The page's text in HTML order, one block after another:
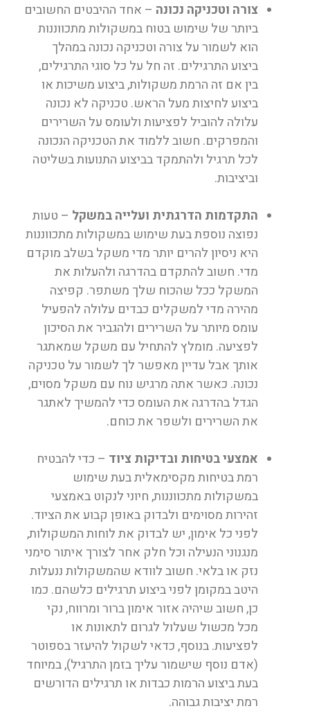
צורה וטכניקה נכונה – אחד ההיבטים החשובים
ביותר של שימוש בטוח במשקולות מתכווננות
הוא לשמור על צורה וטכניקה נכונה במהלך
ביצוע התרגילים. זה חל על כל סוגי התרגילים,
בין אם זה הרמת משקולות, ביצוע משיכות או
ביצוע לחיצות מעל הראש. טכניקה לא נכונה
עלולה להוביל לפציעות ולעומס על השרירים
והמפרקים. חשוב ללמוד את הטכניקה הנכונה
לכל תרגיל ולהתמקד בביצוע התנועות בשליטה
וביציבות.
התקדמות הדרגתית ועלייה במשקל – טעות
נפוצה נוספת בעת שימוש במשקולות מתכווננות
היא ניסיון להרים יותר מדי משקל בשלב מוקדם
מדי. חשוב להתקדם בהדרגה ולהעלות את
המשקל ככל שהכוח שלך משתפר. קפיצה
מהירה מדי למשקלים כבדים עלולה להפעיל
עומס מיותר על השרירים ולהגביר את הסיכון
לפציעה. מומלץ להתחיל עם משקל שמאתגר
אותך אבל עדיין מאפשר לך לשמור על טכניקה
נכונה. כאשר אתה מרגיש נוח עם משקל מסוים,
הגדל בהדרגה את העומס כדי להמשיך לאתגר
את השרירים ולשפר את כוחם.
אמצעי בטיחות ובדיקות ציוד – כדי להבטיח
רמת בטיחות מקסימאלית בעת שימוש
במשקולות מתכווננות, חיוני לנקוט באמצעי
זהירות מסוימים ולבדוק באופן קבוע את הציוד.
לפני כל אימון, יש לבדוק את לוחות המשקולות,
מנגנוני הנעילה וכל חלק אחר לצורך איתור סימני
נזק או בלאי. חשוב לוודא שהמשקולות ננעלות
היטב במקומן לפני ביצוע תרגילים כלשהם. כמו
כן, חשוב שיהיה אזור אימון ברור ומרווח, נקי
מכל מכשול שעלול לגרום לתאונות או
לפציעות. בנוסף, כדאי לשקול להיעזר בספוטר
(אדם נוסף שישמור עליך בזמן התרגיל), במיוחד
בעת ביצוע הרמות כבדות או תרגילים הדורשים
רמת יציבות גבוהה.